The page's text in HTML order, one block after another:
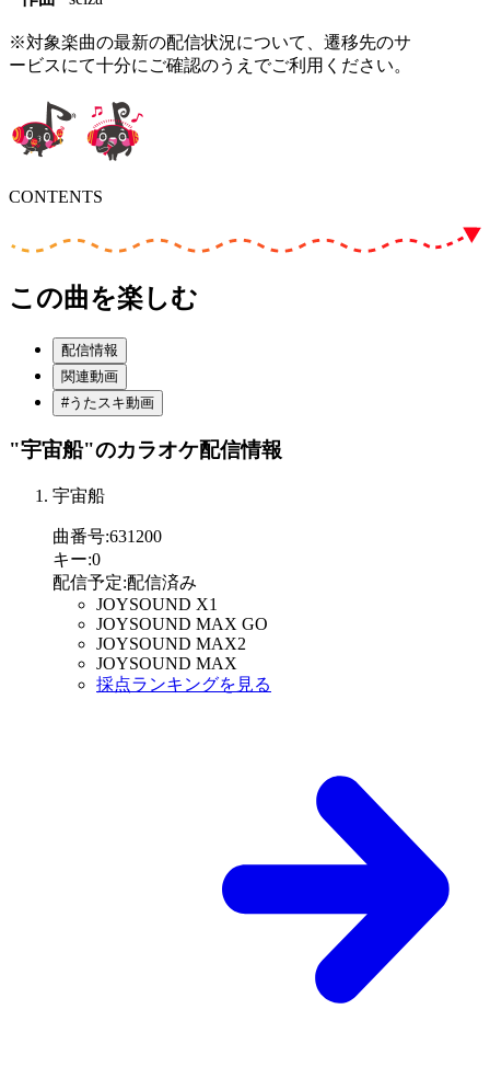
※対象楽曲の最新の配信状況について、遷移先のサ
ービスにて十分にご確認のうえでご利用ください。
CONTENTS
この曲を楽しむ
配信情報
関連動画
#うたスキ動画
"宇宙船"のカラオケ配信情報
宇宙船
曲番号:631200
キー:0
配信予定:配信済み
JOYSOUND X1
JOYSOUND MAX GO
JOYSOUND MAX2
JOYSOUND MAX
採点ランキングを見る